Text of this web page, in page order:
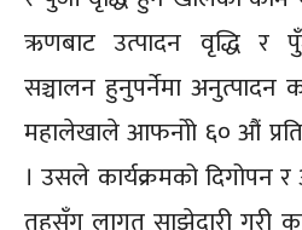
ऋणबाट उत्पादन वृद्धि र
सञ्चालन हुनुपर्नेमा अनुत्पादन
महालेखाले आफनोो ६० औं
। उसले कार्यक्रमको दिगोपन